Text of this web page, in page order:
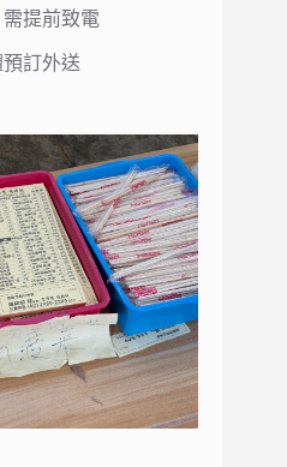
提前致電
訂外送